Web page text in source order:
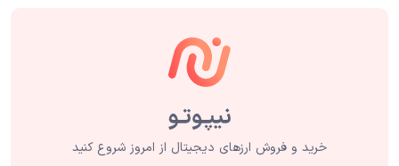
خرید و فروش ارزهای دیجیتال از امروز شروع کنید